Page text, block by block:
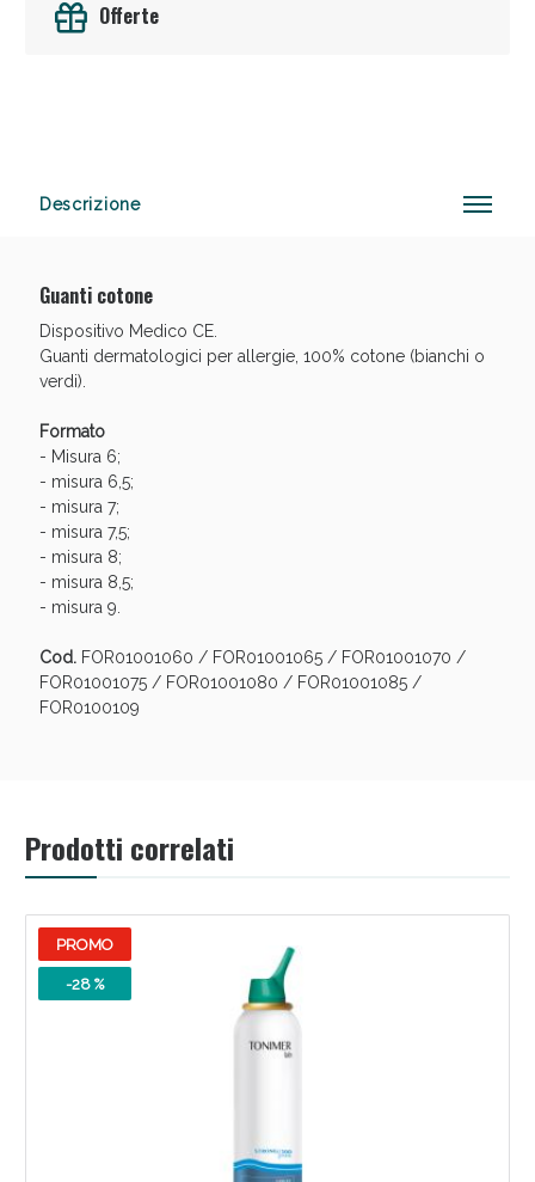
Offerte
Descrizione
Guanti cotone
Dispositivo Medico CE.
Guanti dermatologici per allergie, 100% cotone (bianchi o
verdi).
Formato
- Misura 6;
- misura 6,5;
- misura 7;
- misura 7,5;
- misura 8;
- misura 8,5;
- misura 9.
Cod.FOR01001060 / FOR01001065 / FOR01001070 /
FOR01001075 / FOR01001080 / FOR01001085 /
FOR0100109
Prodotti correlati
PROMO
-28 %
Anticellulite e Fanghi: Sconto fino al 40% valido
Sconto fino al 55% disponibile oggi!